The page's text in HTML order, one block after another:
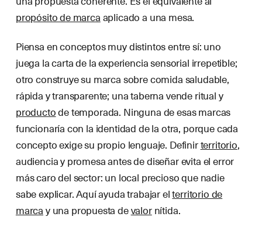
propósito de marcaaplicado a una mesa.
Piensa en conceptos muy distintos entre sí: uno
juega la carta de la experiencia sensorial irrepetible;
otro construye su marca sobre comida saludable,
rápida y transparente; una taberna vende ritual y
productode temporada. Ninguna de esas marcas
funcionaría con la identidad de la otra, porque cada
concepto exige su propio lenguaje. Definirterritorio,
audiencia y promesa antes de diseñar evita el error
más caro del sector: un local precioso que nadie
sabe explicar. Aquí ayuda trabajar elterritorio de
marcay una propuesta devalornítida.